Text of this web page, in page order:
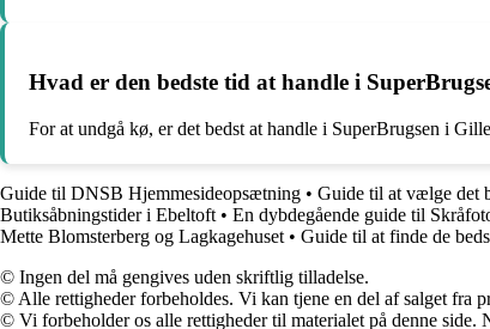
Hvad er den bedste tid at handle i
For at undgå kø, er det bedst at handle i SuperBrugsen i
Guide til DNSB Hjemmesideopsætning • Guide til at vælge det
Butiksåbningstider i Ebeltoft • En dybdegående guide til
Mette Blomsterberg og Lagkagehuset • Guide til at finde de
© Ingen del må gengives uden skriftlig tilladelse.
© Alle rettigheder forbeholdes. Vi kan tjene en del af salget fra
© Vi forbeholder os alle rettigheder til materialet på denne